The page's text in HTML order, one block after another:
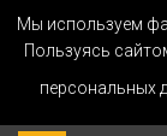
Мы используем
Пользуясь
персональных